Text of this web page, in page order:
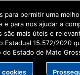
para permitir uma
e para nos ajudar a
são mais úteis e
Estadual 15.572/2020
do Estado de Mato
cookies